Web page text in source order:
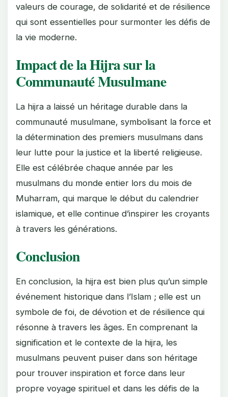
valeurs de courage, de solidarité et de résilience
qui sont essentielles pour surmonter les défis de
la vie moderne.
Impact de la Hijra sur la
Communauté Musulmane
La hijra a laissé un héritage durable dans la
communauté musulmane, symbolisant la force et
la détermination des premiers musulmans dans
leur lutte pour la justice et la liberté religieuse.
Elle est célébrée chaque année par les
musulmans du monde entier lors du mois de
Muharram, qui marque le début du calendrier
islamique, et elle continue d’inspirer les croyants
à travers les générations.
Conclusion
En conclusion, la hijra est bien plus qu’un simple
événement historique dans l’Islam ; elle est un
symbole de foi, de dévotion et de résilience qui
résonne à travers les âges. En comprenant la
signification et le contexte de la hijra, les
musulmans peuvent puiser dans son héritage
pour trouver inspiration et force dans leur
propre voyage spirituel et dans les défis de la